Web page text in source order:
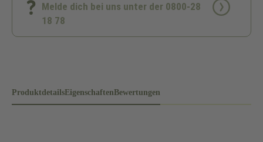
Melde dich bei uns unter der 0800-28
18 78
ProduktdetailsEigenschaftenBewertungen